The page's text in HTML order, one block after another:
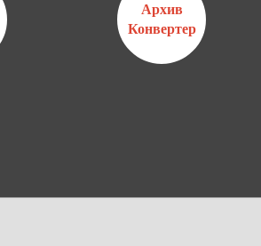
Архив
Конвертер